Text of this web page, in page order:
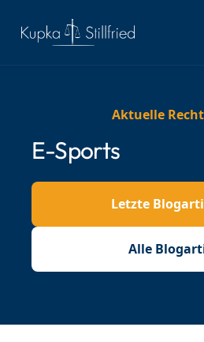
Aktuelle
E-Sports
Letzte
Alle